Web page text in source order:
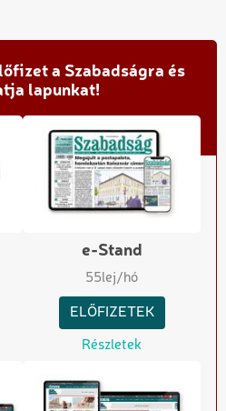
a Szabadságra és
lapunkat!
e-Stand
55lej/hó
ELŐFIZETEK
Részletek